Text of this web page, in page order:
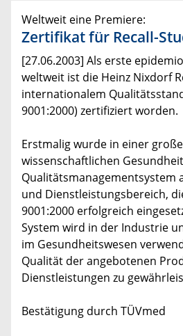
Weltweit eine Premiere:
Zertifikat für Recall-
[27.06.2003] Als erste
weltweit ist die Heinz Nixdorf
internationalem
9001:2000) zertifiziert worden.
Erstmalig wurde in einer
wissenschaftlichen
Qualitätsmanagementsystem
und Dienstleistungsbereich,
9001:2000 erfolgreich
System wird in der Industrie
im Gesundheitswesen
Qualität der angebotenen
Dienstleistungen zu
Bestätigung durch TÜVmed